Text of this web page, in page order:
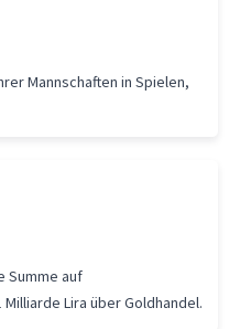
Mannschaften in Spielen,
Summe auf
Lira über Goldhandel.